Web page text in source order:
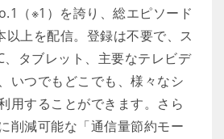
（※1）を誇り、総エピソード
上を配信。登録は不要で、ス
、タブレット、主要なテレビデ
いつでもどこでも、様々なシ
用することができます。さら
削減可能な「通信量節約モー